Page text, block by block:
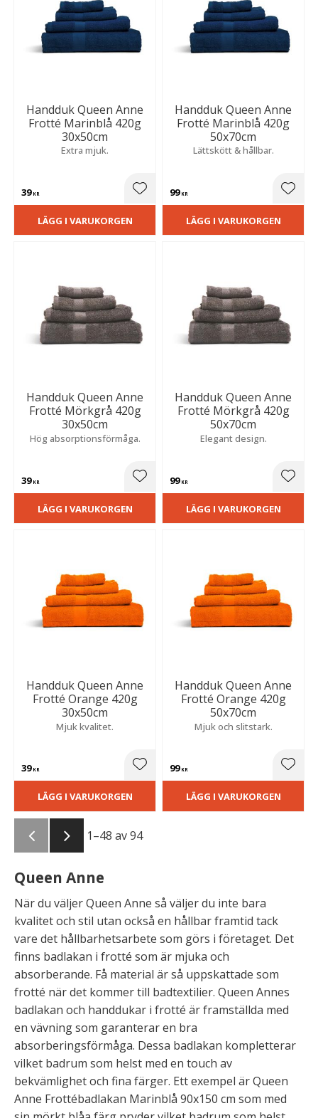
Handduk Queen Anne
Frotté Marinblå 420g
30x50cm
Extra mjuk.
39KR Lägg till i favoriter
LÄGG I VARUKORGEN
Handduk Queen Anne
Frotté Marinblå 420g
50x70cm
Lättskött & hållbar.
99KR
LÄGG I VARUKORGEN
Handduk Queen Anne
Frotté Mörkgrå 420g
30x50cm
Hög absorptionsförmåga.
39KR Lägg till i favoriter
LÄGG I VARUKORGEN
Handduk Queen Anne
Frotté Mörkgrå 420g
50x70cm
Elegant design.
99KR
LÄGG I VARUKORGEN
Handduk Queen Anne
Frotté Orange 420g
30x50cm
Mjuk kvalitet.
39KR Lägg till i favoriter
LÄGG I VARUKORGEN
Handduk Queen Anne
Frotté Orange 420g
50x70cm
Mjuk och slitstark.
99KR
LÄGG I VARUKORGEN
1–48 av94
Queen Anne
När du väljer Queen Anne så väljer du inte bara
kvalitet och stil utan också en hållbar framtid tack
vare det hållbarhetsarbete som görs i företaget. Det
finns badlakan i frotté som är mjuka och
absorberande. Få material är så uppskattade som
frotté när det kommer till badtextilier. Queen Annes
badlakan och handdukar i frotté är framställda med
en vävning som garanterar en bra
absorberingsförmåga. Dessa badlakan kompletterar
vilket badrum som helst med en touch av
bekvämlighet och fina färger. Ett exempel är Queen
Anne Frottébadlakan Marinblå 90x150 cm som med